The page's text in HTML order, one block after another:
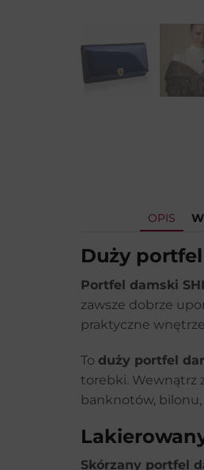
OPIS
Duży
Portfel damski
zawsze dobrze
praktyczne
To duży portfel
torebki. Wewnątrz
banknotów,
Skórzany portfel